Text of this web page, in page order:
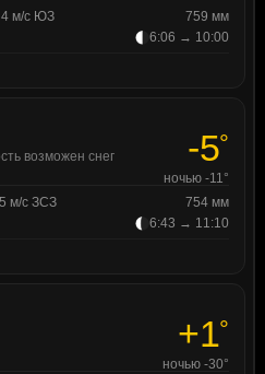
4 м/с ЮЗ
759 мм
6:06 → 10:00
возможен снег -5°
ночью -11°
5 м/с ЗСЗ
754 мм
6:43 → 11:10
+1°
ночью -30°